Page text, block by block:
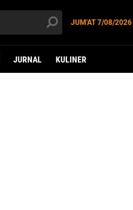
JUM'AT7/08/2026
JURNAL KULINER